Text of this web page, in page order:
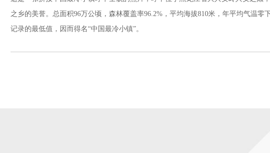
之乡的美誉。总面积96万公顷，森林覆盖率96.2%，平均海拔810米，年平均气温
记录的最低值，因而得名“中国最冷小镇”。